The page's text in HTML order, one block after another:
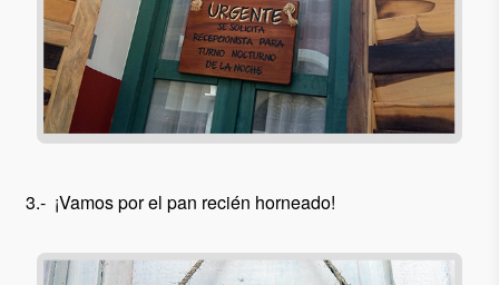
3.- ¡Vamos por el pan recién horneado!